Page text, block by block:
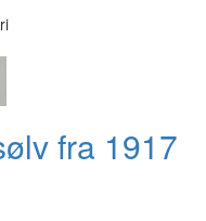
fra 1917